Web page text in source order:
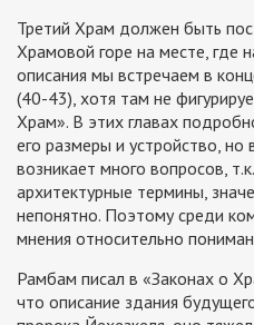
Третий Храм должен быть
Храмовой горе на месте, где
описания мы встречаем в
(40-43), хотя там не
Храм». В этих главах
его размеры и устройство, но
возникает много вопросов,
архитектурные термины,
непонятно. Поэтому среди
мнения относительно
Рамбам писал в «Законах о
что описание здания